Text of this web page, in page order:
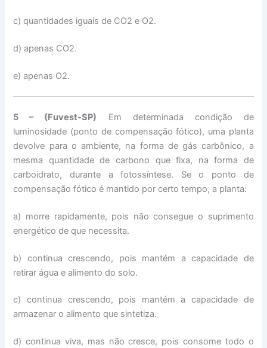
c) quantidades iguais de CO2 e O2.
d) apenas CO2.
e) apenas O2.
5 – (Fuvest-SP) Em determinada condição de
luminosidade (ponto de compensação fótico), uma planta
devolve para o ambiente, na forma de gás carbônico, a
mesma quantidade de carbono que fixa, na forma de
carboidrato, durante a fotossíntese. Se o ponto de
compensação fótico é mantido por certo tempo, a planta:
a) morre rapidamente, pois não consegue o suprimento
energético de que necessita.
b) continua crescendo, pois mantém a capacidade de
retirar água e alimento do solo.
c) continua crescendo, pois mantém a capacidade de
armazenar o alimento que sintetiza.
d) continua viva, mas não cresce, pois consome todo o